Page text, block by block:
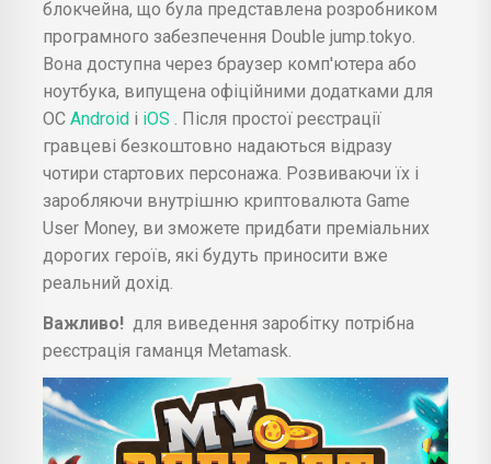
блокчейна, що була представлена розробником
програмного забезпечення Double jump.tokyo.
Вона доступна через браузер комп'ютера або
ноутбука, випущена офіційними додатками для
ОС Android і iOS . Після простої реєстрації
гравцеві безкоштовно надаються відразу
чотири стартових персонажа. Розвиваючи їх і
заробляючи внутрішню криптовалюта Game
User Money, ви зможете придбати преміальних
дорогих героїв, які будуть приносити вже
реальний дохід.
Важливо! для виведення заробітку потрібна
реєстрація гаманця Metamask.